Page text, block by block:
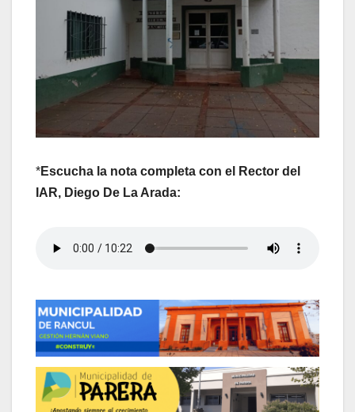
*Escucha la nota completa con el Rector del
IAR, Diego De La Arada: